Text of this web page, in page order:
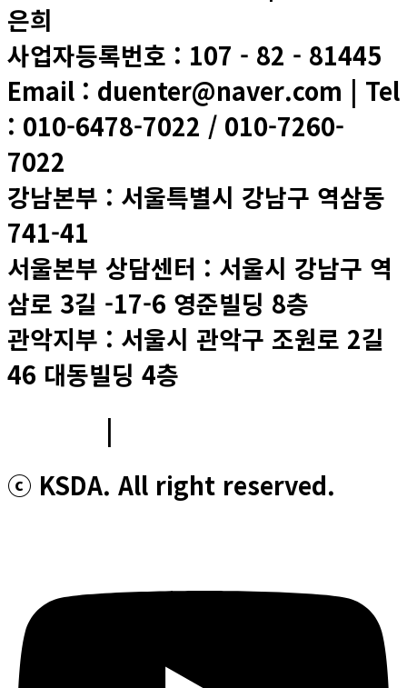
은희
사업자등록번호 : 107 - 82 - 81445
Email : duenter@naver.com | Tel
: 010-6478-7022 / 010-7260-
7022
강남본부 : 서울특별시 강남구 역삼동
741-41
서울본부 상담센터 : 서울시 강남구 역
삼로 3길 -17-6 영준빌딩 8층
관악지부 : 서울시 관악구 조원로 2길
46 대동빌딩 4층
|
ⓒ KSDA. All right reserved.